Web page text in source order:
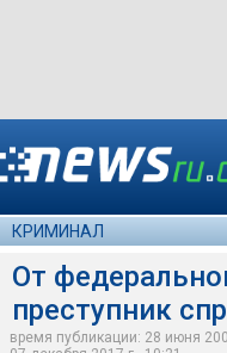
КРИМИНАЛ
От
преступник
время публикации: 28 июня